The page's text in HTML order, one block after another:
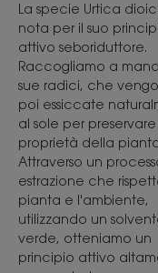
La specie Urtica
nota per il suo
attivo seboriduttore.
Raccogliamo a
sue radici, che
poi essiccate
al sole per
proprietà della
Attraverso un
estrazione che
pianta e l'ambiente,
utilizzando un
verde, otteniamo un
principio attivo